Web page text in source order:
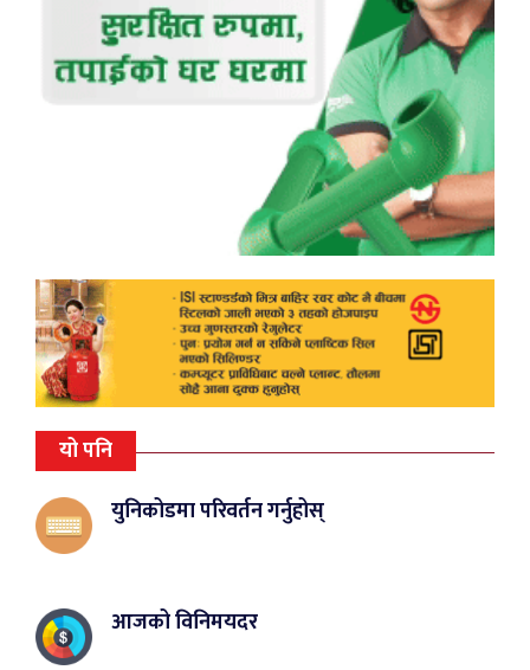
यो पनि
युनिकोडमा परिवर्तन गर्नुहोस्
आजको विनिमयदर